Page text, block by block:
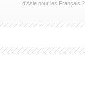
d’Asie pour les Français ?